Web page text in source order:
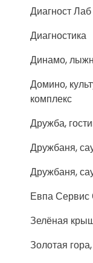
Диагност Лаб
Диагностика
Динамо,
Домино,
комплекс
Дружба,
Дружбаня,
Дружбаня,
Евпа Сервис
Зелёная
Золотая